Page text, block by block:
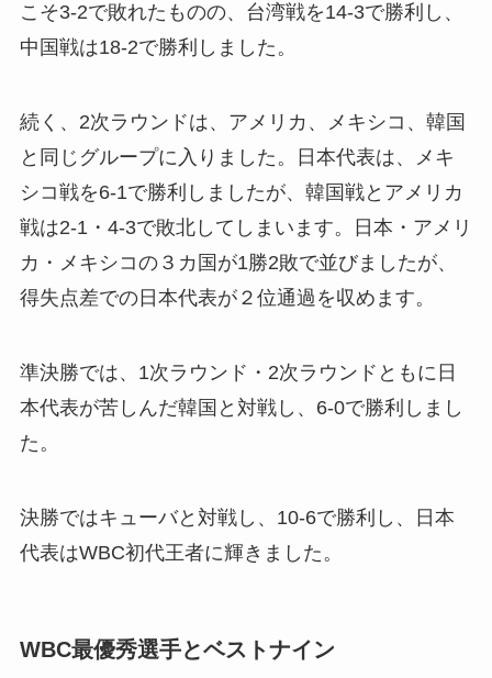
こそ3-2で敗れたものの、台湾戦を14-3で勝利し、
中国戦は18-2で勝利しました。
続く、2次ラウンドは、アメリカ、メキシコ、韓国
と同じグループに入りました。日本代表は、メキ
シコ戦を6-1で勝利しましたが、韓国戦とアメリカ
戦は2-1・4-3で敗北してしまいます。日本・アメリ
カ・メキシコの３カ国が1勝2敗で並びましたが、
得失点差での日本代表が２位通過を収めます。
準決勝では、1次ラウンド・2次ラウンドともに日
本代表が苦しんだ韓国と対戦し、6-0で勝利しまし
た。
決勝ではキューバと対戦し、10-6で勝利し、日本
代表はWBC初代王者に輝きました。
WBC最優秀選手とベストナイン